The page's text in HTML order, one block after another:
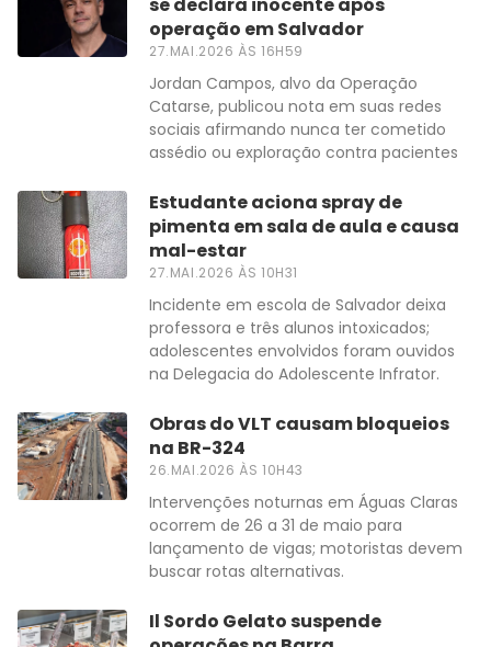
operação em Salvador
27.MAI.2026 ÀS 16H59
Jordan Campos, alvo da Operação
Catarse, publicou nota em suas redes
sociais afirmando nunca ter cometido
assédio ou exploração contra pacientes
Estudante aciona spray de
pimenta em sala de aula e causa
mal-estar
27.MAI.2026 ÀS 10H31
Incidente em escola de Salvador deixa
professora e três alunos intoxicados;
adolescentes envolvidos foram ouvidos
na Delegacia do Adolescente Infrator.
Obras do VLT causam bloqueios
na BR-324
26.MAI.2026 ÀS 10H43
Intervenções noturnas em Águas Claras
ocorrem de 26 a 31 de maio para
lançamento de vigas; motoristas devem
buscar rotas alternativas.
Il Sordo Gelato suspende